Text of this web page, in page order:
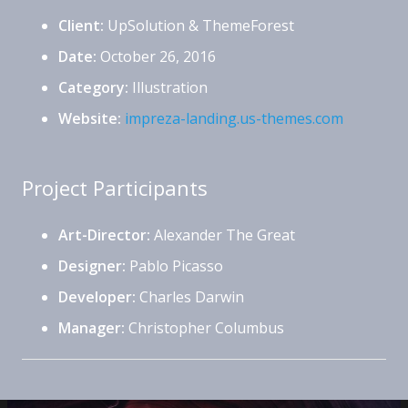
Client: UpSolution & ThemeForest
Date: October 26, 2016
Category: Illustration
Website: impreza-landing.us-themes.com
Project Participants
Art-Director: Alexander The Great
Designer: Pablo Picasso
Developer: Charles Darwin
Manager: Christopher Columbus